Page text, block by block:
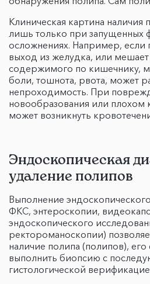
Клиническая картина
лишь только при запущенных
осложнениях. Например, если
выход из желудка, или
содержимого по кишечнику,
боли, тошнота, рвота, может
непроходимость. При
новообразования или плохом
может возникнуть
Эндоскопическая
удаление полипов
Выполнение
ФКС, энтероскопии,
эндоскопического
ректороманоскопии)
наличие полипа (полипов),
выполнить биопсию с
гистологической